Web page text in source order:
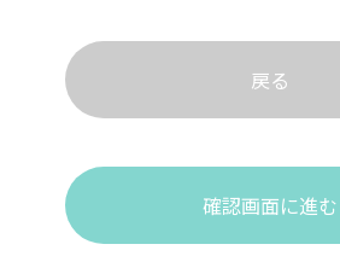
戻る
確認画面に進む